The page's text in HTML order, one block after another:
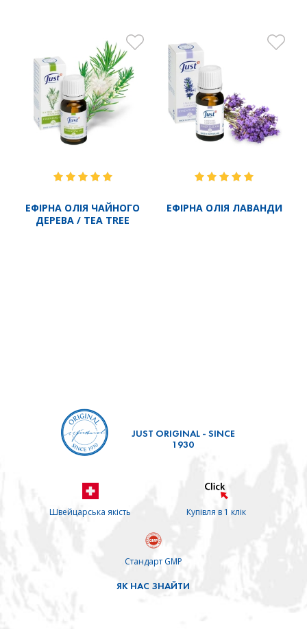
ЕФІРНА ОЛІЯ ЧАЙНОГО
ДЕРЕВА / TEA TREE
ЕФІРНА ОЛІЯ ЛАВАНДИ
JUST ORIGINAL - SINCE
1930
Швейцарська якість Купівля в 1 клік
Стандарт GMP
ЯК НАС ЗНАЙТИ